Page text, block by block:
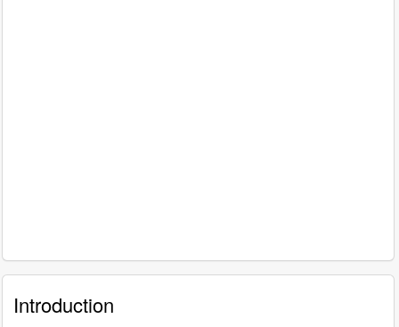
Introduction